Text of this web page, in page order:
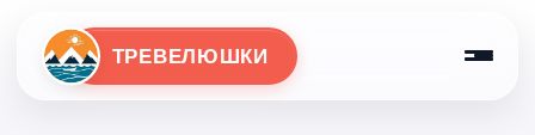
ТРЕВЕЛЮШКИ